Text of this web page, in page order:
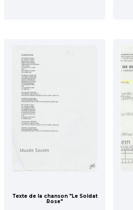
Texte de la chanson "Le Soldat
Rose"